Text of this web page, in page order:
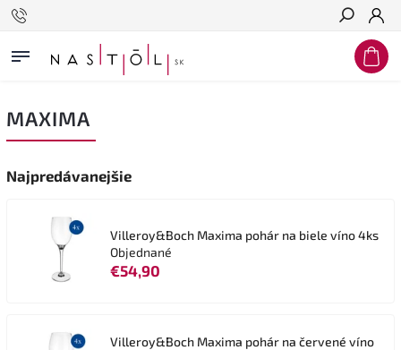
Hľadať
MAXIMA
Najpredávanejšie
Villeroy&Boch Maxima pohár na biele víno 4ks
Objednané
€54,90
Villeroy&Boch Maxima pohár na červené víno